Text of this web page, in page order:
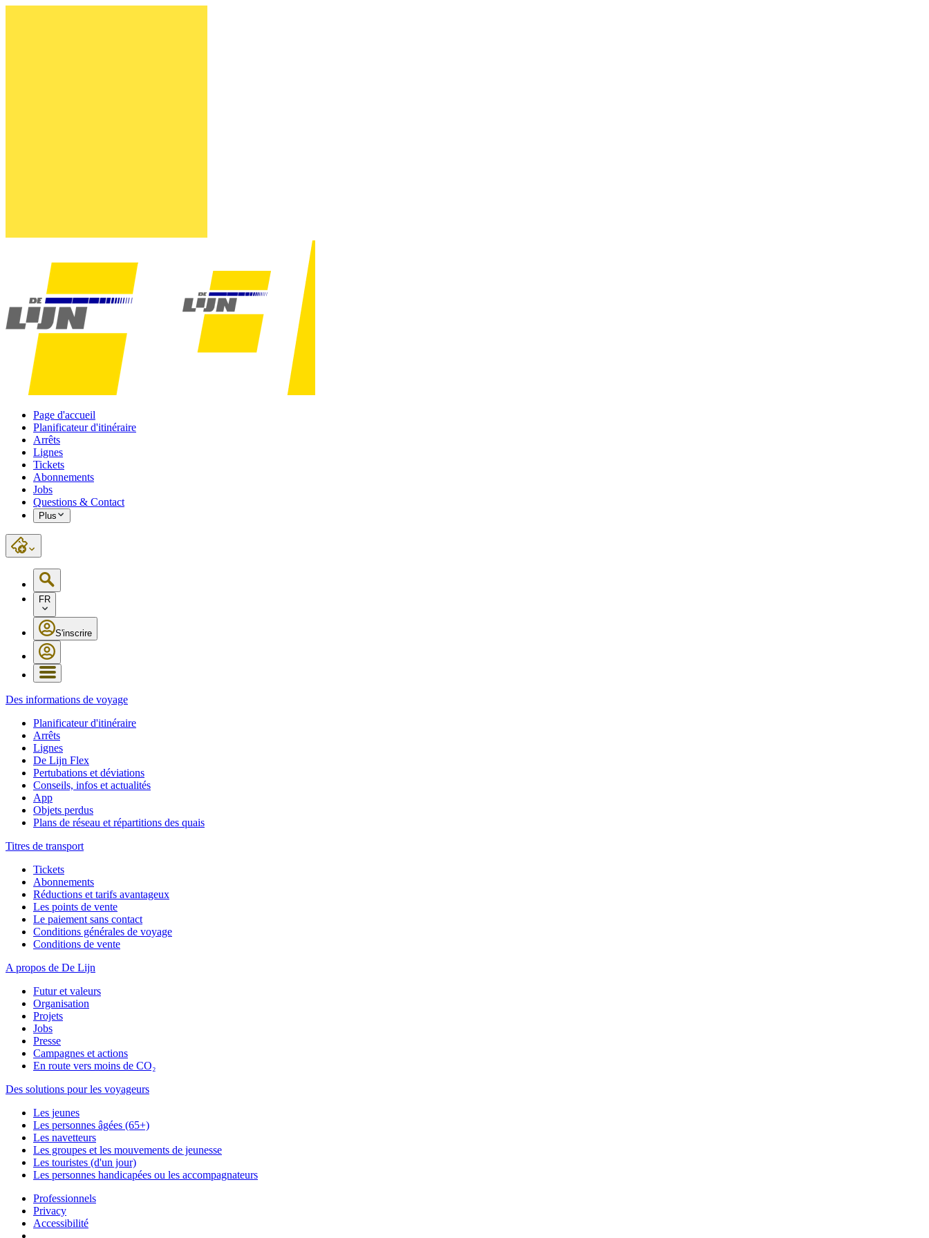
Page d'accueil
Planificateur d'itinéraire
Arrêts
Lignes
Tickets
Abonnements
Jobs
Questions & Contact
Plus
FR
S'inscrire
Des informations de voyage
Planificateur d'itinéraire
Arrêts
Lignes
De Lijn Flex
Pertubations et déviations
Conseils, infos et actualités
App
Objets perdus
Plans de réseau et répartitions des quais
Titres de transport
Tickets
Abonnements
Réductions et tarifs avantageux
Les points de vente
Le paiement sans contact
Conditions générales de voyage
Conditions de vente
A propos de De Lijn
Futur et valeurs
Organisation
Projets
Jobs
Presse
Campagnes et actions
En route vers moins de CO₂
Des solutions pour les voyageurs
Les jeunes
Les personnes âgées (65+)
Les navetteurs
Les groupes et les mouvements de jeunesse
Les touristes (d'un jour)
Les personnes handicapées ou les accompagnateurs
Professionnels
Privacy
Accessibilité